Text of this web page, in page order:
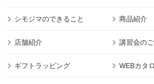
シモジマのできること 商品紹介
店舗紹介 講習会の
ギフトラッピング WEBカタ